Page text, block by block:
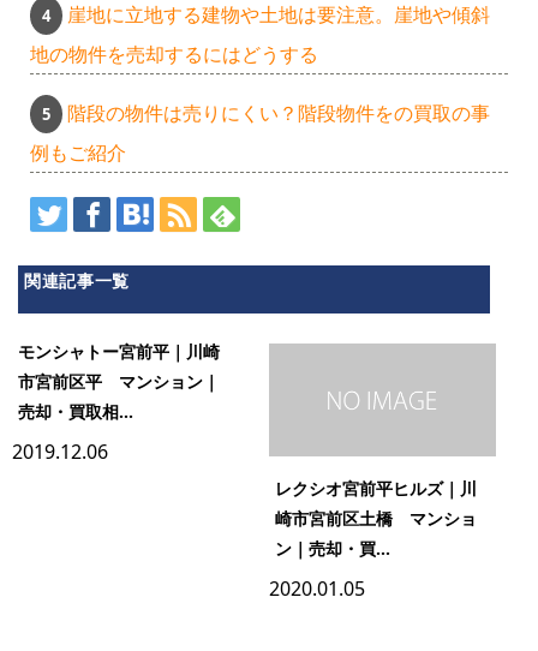
崖地に立地する建物や土地は要注意。崖地や傾斜
地の物件を売却するにはどうする
階段の物件は売りにくい？階段物件をの買取の事
例もご紹介
関連記事一覧
モンシャトー宮前平｜川崎
市宮前区平 マンション｜
売却・買取相...
2019.12.06
レクシオ宮前平ヒルズ｜川
崎市宮前区土橋 マンショ
ン｜売却・買...
2020.01.05